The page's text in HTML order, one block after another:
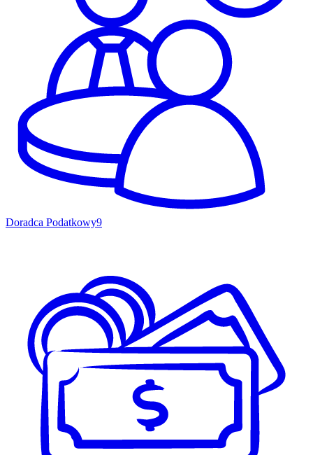
Doradca Podatkowy9